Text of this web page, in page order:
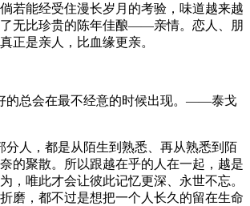
若能经受住漫长岁月的考验，味道越来越
无比珍贵的陈年佳酿——亲情。恋人、朋
正是亲人，比血缘更亲。
的总会在最不经意的时候出现。——泰戈
分人，都是从陌生到熟悉、再从熟悉到陌
的聚散。所以跟越在乎的人在一起，越是
，唯此才会让彼此记忆更深、永世不忘。
磨，都不过是想把一个人长久的留在生命